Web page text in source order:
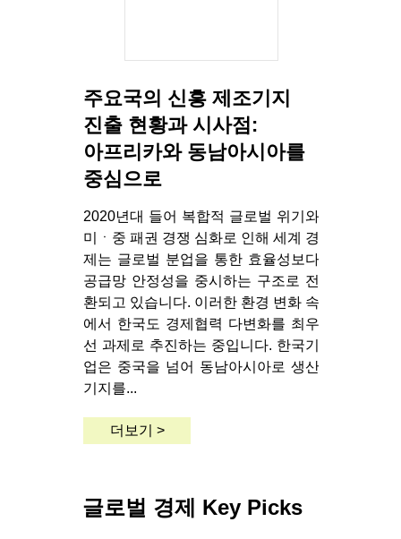
주요국의 신흥 제조기지
진출 현황과 시사점:
아프리카와 동남아시아를
중심으로
2020년대 들어 복합적 글로벌 위기와
미ㆍ중 패권 경쟁 심화로 인해 세계 경
제는 글로벌 분업을 통한 효율성보다
공급망 안정성을 중시하는 구조로 전
환되고 있습니다. 이러한 환경 변화 속
에서 한국도 경제협력 다변화를 최우
선 과제로 추진하는 중입니다. 한국기
업은 중국을 넘어 동남아시아로 생산
기지를...
더보기 >
글로벌 경제 Key Picks